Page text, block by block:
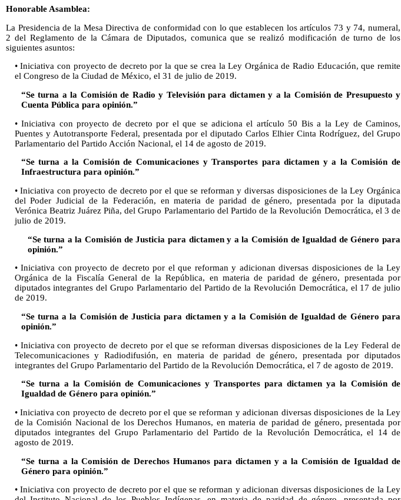
Honorable Asamblea:
La Presidencia de la Mesa Directiva de conformidad con lo que establecen los artículos 73 y 74, numeral,
2 del Reglamento de la Cámara de Diputados, comunica que se realizó modificación de turno de los
siguientes asuntos:
• Iniciativa con proyecto de decreto por la que se crea la Ley Orgánica de Radio Educación, que remite
el Congreso de la Ciudad de México, el 31 de julio de 2019.
“Se turna a la Comisión de Radio y Televisión para dictamen y a la Comisión de Presupuesto y
Cuenta Pública para opinión.”
• Iniciativa con proyecto de decreto por el que se adiciona el artículo 50 Bis a la Ley de Caminos,
Puentes y Autotransporte Federal, presentada por el diputado Carlos Elhier Cinta Rodríguez, del Grupo
Parlamentario del Partido Acción Nacional, el 14 de agosto de 2019.
“Se turna a la Comisión de Comunicaciones y Transportes para dictamen y a la Comisión de
Infraestructura para opinión.”
• Iniciativa con proyecto de decreto por el que se reforman y diversas disposiciones de la Ley Orgánica
del Poder Judicial de la Federación, en materia de paridad de género, presentada por la diputada
Verónica Beatriz Juárez Piña, del Grupo Parlamentario del Partido de la Revolución Democrática, el 3 de
julio de 2019.
“Se turna a la Comisión de Justicia para dictamen y a la Comisión de Igualdad de Género para
opinión.”
• Iniciativa con proyecto de decreto por el que reforman y adicionan diversas disposiciones de la Ley
Orgánica de la Fiscalía General de la República, en materia de paridad de género, presentada por
diputados integrantes del Grupo Parlamentario del Partido de la Revolución Democrática, el 17 de julio
de 2019.
“Se turna a la Comisión de Justicia para dictamen y a la Comisión de Igualdad de Género para
opinión.”
• Iniciativa con proyecto de decreto por el que se reforman diversas disposiciones de la Ley Federal de
Telecomunicaciones y Radiodifusión, en materia de paridad de género, presentada por diputados
integrantes del Grupo Parlamentario del Partido de la Revolución Democrática, el 7 de agosto de 2019.
“Se turna a la Comisión de Comunicaciones y Transportes para dictamen ya la Comisión de
Igualdad de Género para opinión.”
• Iniciativa con proyecto de decreto por el que se reforman y adicionan diversas disposiciones de la Ley
de la Comisión Nacional de los Derechos Humanos, en materia de paridad de género, presentada por
diputados integrantes del Grupo Parlamentario del Partido de la Revolución Democrática, el 14 de
agosto de 2019.
“Se turna a la Comisión de Derechos Humanos para dictamen y a la Comisión de Igualdad de
Género para opinión.”
• Iniciativa con proyecto de decreto por el que se reforman y adicionan diversas disposiciones de la Ley